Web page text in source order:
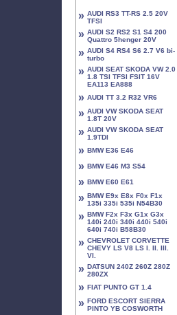
» AUDI RS3 TT-RS 2.5 20V
TFSI
» AUDI S2 RS2 S1 S4 200
Quattro 5henger 20V
» AUDI S4 RS4 S6 2.7 V6 bi-
turbo
» AUDI SEAT SKODA VW 2.0
1.8 TSI TFSI FSIT 16V
EA113 EA888
» AUDI TT 3.2 R32 VR6
» AUDI VW SKODA SEAT
1.8T 20V
» AUDI VW SKODA SEAT
1.9TDI
» BMW E36 E46
» BMW E46 M3 S54
» BMW E60 E61
» BMW E9x E8x F0x F1x
135i 335i 535i N54B30
» BMW F2x F3x G1x G3x
140i 240i 340i 440i 540i
640i 740i B58B30
» CHEVROLET CORVETTE
CHEVY LS V8 LS I. II. III.
VI.
» DATSUN 240Z 260Z 280Z
280ZX
» FIAT PUNTO GT 1.4
» FORD ESCORT SIERRA
PINTO YB COSWORTH